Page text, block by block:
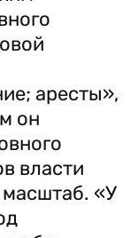
аресты»,
он
власти
«У